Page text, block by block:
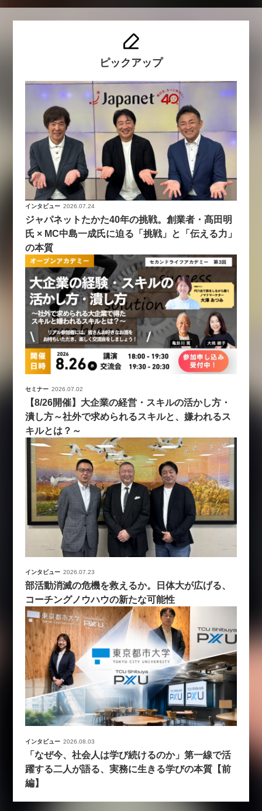
ピックアップ
インタビュー 2026.07.24
ジャパネットたかた40年の挑戦。創業者・髙田明
氏 × MC中島一成氏に迫る「挑戦」と「伝える力」
の本質
セミナー 2026.07.02
【8/26開催】大企業の経営・スキルの活かし方・
潰し方～社外で求められるスキルと、嫌われるス
キルとは？～
インタビュー 2026.07.23
部活動消滅の危機を救えるか。日体大が広げる、
コーチングノウハウの新たな可能性
インタビュー 2026.08.03
「なぜ今、社会人は学び続けるのか」第一線で活
躍する二人が語る、実務に生きる学びの本質【前
編】